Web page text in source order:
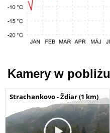
Kamery w pobliżu
Strachankovo - Ždiar (1 km)